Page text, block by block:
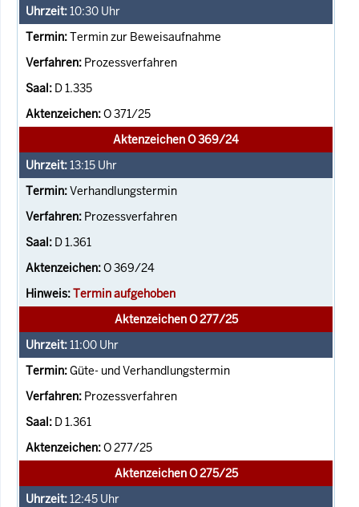
10:30 Uhr
Termin zur Beweisaufnahme
Prozessverfahren
D 1.335
O 371/25
Aktenzeichen O 369/24
13:15 Uhr
Verhandlungstermin
Prozessverfahren
D 1.361
O 369/24
Termin aufgehoben
Aktenzeichen O 277/25
11:00 Uhr
Güte- und Verhandlungstermin
Prozessverfahren
D 1.361
O 277/25
Aktenzeichen O 275/25
12:45 Uhr